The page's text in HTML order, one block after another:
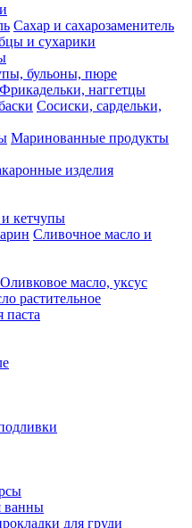
Сахар и сахарозаменитель
и сухарики
бульоны, пюре
Фрикадельки, наггетцы
Сосиски, сардельки,
Маринованные продукты
изделия
кетчупы
Сливочное масло и
Оливковое масло, уксус
растительное
паста
ванны
для груди